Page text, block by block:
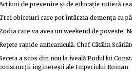
de prevenire și de educație rutieră
obiceiuri care pot întârzia demența cu
care va avea un weekend de poveste.
rapide anticaniculă. Chef Cătălin
a scos din nou la iveală Podul lui
inginerești ale Imperiului Roman